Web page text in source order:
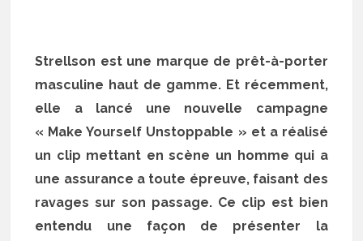
Strellson est une marque de prêt-à-porter
masculine haut de gamme. Et récemment,
elle a lancé une nouvelle campagne
« Make Yourself Unstoppable » et a réalisé
un clip mettant en scène un homme qui a
une assurance a toute épreuve, faisant des
ravages sur son passage. Ce clip est bien
entendu une façon de présenter la